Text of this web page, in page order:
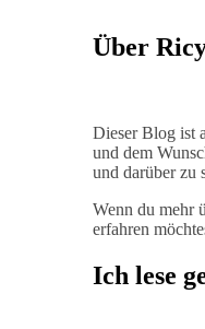
Über
Dieser Blog ist
und dem
und darüber zu
Wenn du mehr
erfahren
Ich lese